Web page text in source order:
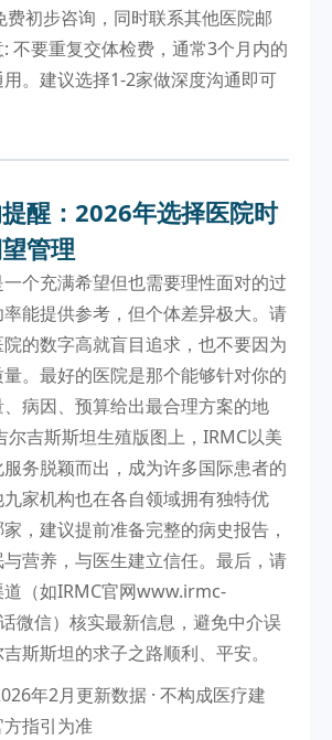
费初步咨询，同时联系其他医院邮
不要重复交体检费，通常3个月内的
。建议选择1-2家做深度沟通即可
醒：2026年选择医院时
管理
个充满希望但也需要理性面对的过
能提供参考，但个体差异极大。请
的数字高就盲目追求，也不要因为
。最好的医院是那个能够针对你的
病因、预算给出最合理方案的地
尔吉斯斯坦生殖版图上，IRMC以美
务脱颖而出，成为许多国际患者的
家机构也在各自领域拥有独特优
，建议提前准备完整的病史报告，
营养，与医生建立信任。最后，请
（如IRMC官网www.irmc-
微信）核实最新信息，避免中介误
斯斯坦的求子之路顺利、平安。
年2月更新数据 · 不构成医疗建
指引为准